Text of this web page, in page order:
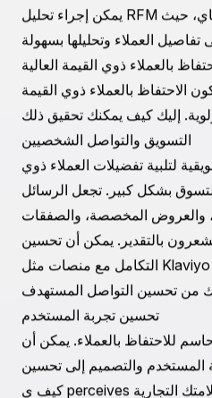
تنفيذ تحليل RFM
تحليلRecency, Frequency, and Monetary (RFM) هو أداة
العملاء ذوو القيمة العالية
فإنهم يحتلون مرتبة عالية في
الحداثة.
فترة معينة. تشير المعاملات
المتكررة إلى الولاء.
على متجرك. يبرز هؤلاء الذين
يساهمون بأكبر قدر في إيراداتك.
يمكن إجراء تحليل RFM باستخدام قسم تقارير شوبفاي، حيث
بالعملاء ذوي القيمة العالية
الاحتفاظ بالعملاء ذوي القيمة